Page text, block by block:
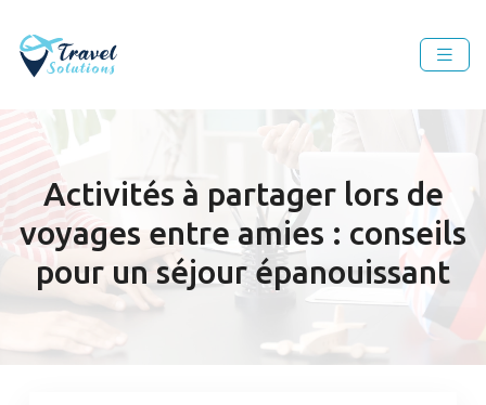
Activités à partager lors de
voyages entre amies : conseils
pour un séjour épanouissant